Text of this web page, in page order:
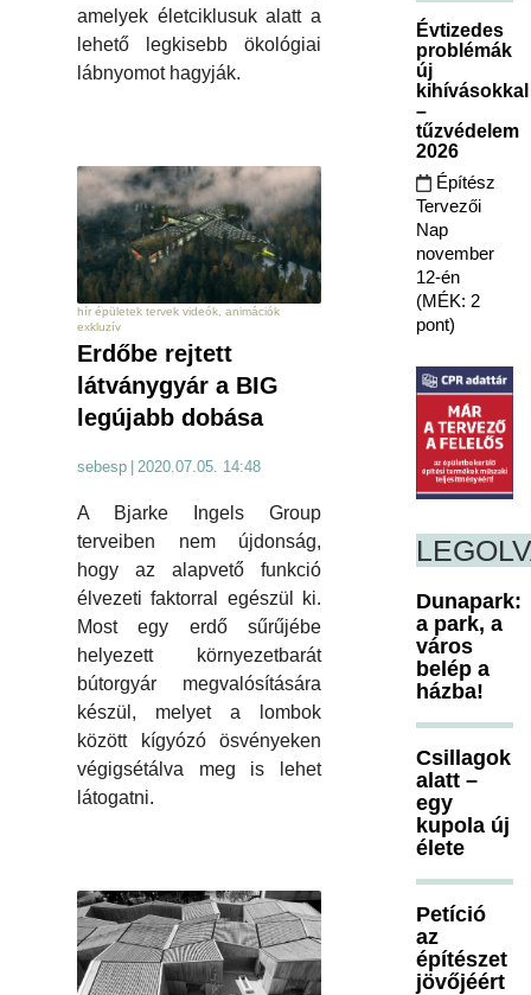
amelyek életciklusuk alatt a
lehető legkisebb ökológiai
lábnyomot hagyják.
hír épületek tervek videók, animációk
exkluzív
Erdőbe rejtett
látványgyár a BIG
legújabb dobása
sebesp 2020.07.05. 14:48
A Bjarke Ingels Group
terveiben nem újdonság,
hogy az alapvető funkció
élvezeti faktorral egészül ki.
Most egy erdő sűrűjébe
helyezett környezetbarát
bútorgyár megvalósítására
készül, melyet a lombok
között kígyózó ösvényeken
végigsétálva meg is lehet
látogatni.
Évtizedes
problémák
új
kihívásokkal
–
tűzvédelem
2026
Építész
Tervezői
Nap
november
12-én
(MÉK: 2
pont)
Dunapark:
a park, a
város
belép a
házba!
Csillagok
alatt –
egy
kupola új
élete
Petíció
az
építészet
jövőjéért